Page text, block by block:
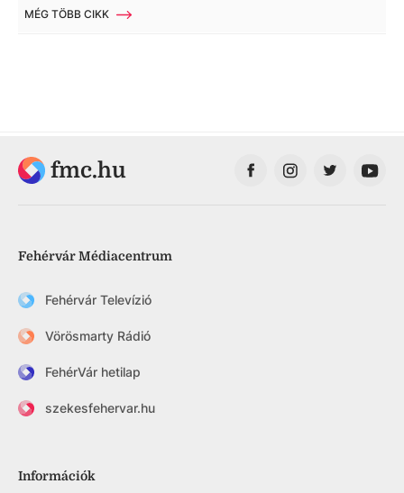
MÉG TÖBB CIKK
fmc.hu
Fehérvár Médiacentrum
Fehérvár Televízió
Vörösmarty Rádió
FehérVár hetilap
szekesfehervar.hu
Információk